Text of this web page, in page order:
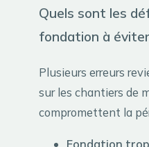
Quels sont les
fondation à
Plusieurs erreurs
sur les chantiers de
compromettent la
Fondation